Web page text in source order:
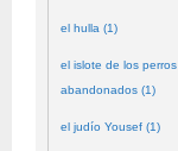
el hulla (1)
el islote de los perros
abandonados (1)
el judío Yousef (1)